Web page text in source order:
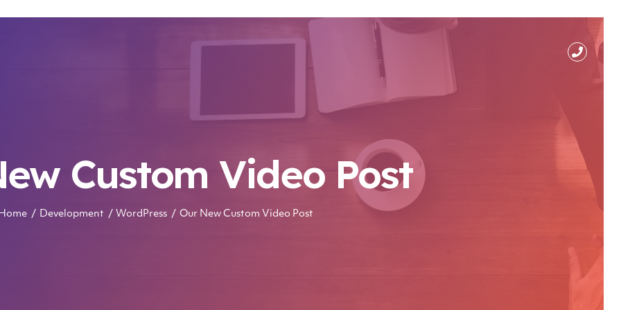
Custom Video Post
Development WordPress Our New Custom Video Post